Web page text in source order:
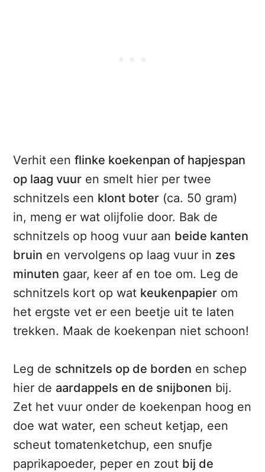
Verhit eenflinke koekenpan of hapjespan
op laag vuur en smelt hier per twee
schnitzels een klont boter (ca. 50 gram)
in, meng er wat olijfolie door. Bak de
schnitzels op hoog vuur aan beide kanten
bruin en vervolgens op laag vuur in zes
minuten gaar, keer af en toe om. Leg de
schnitzels kort op wat keukenpapier om
het ergste vet er een beetje uit te laten
trekken. Maak de koekenpan niet schoon!
Leg de schnitzels op de borden en schep
hier de aardappels en de snijbonen bij.
Zet het vuur onder de koekenpan hoog en
doe wat water, een scheut ketjap, een
scheut tomatenketchup, een snufje
paprikapoeder, peper en zout bij de